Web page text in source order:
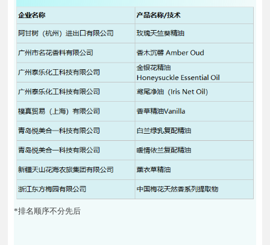
*排名顺序不分先后